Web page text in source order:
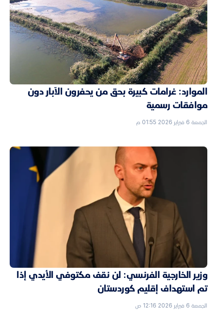
الموارد: غرامات كبيرة بحق من يحفرون الآبار دون
موافقات رسمية
الجمعة 6 فبراير 2026 01:55 م
وزير الخارجية الفرنسي: لن نقف مكتوفي الأيدي إذا
تم استهداف إقليم كوردستان
الجمعة 6 فبراير 2026 12:16 ص